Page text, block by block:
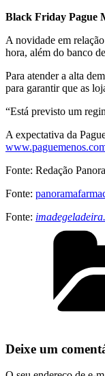
Black Friday Pague
A novidade em
hora, além do banco
Para atender a alta
para garantir que as
“Está previsto um
A expectativa da
Fonte: Redação
Fonte:
Fonte:
Deixe um